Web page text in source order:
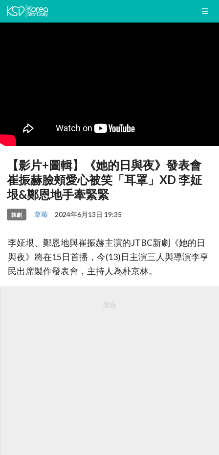
【影片+圖輯】《她的日與夜》發表會
崔振赫臉頰愛心被笑「耳罩」XD 李姃
垠&鄭恩地手牽緊緊
韓劇 草莓 2024年6月13日 19:35
李姃垠、鄭恩地與崔振赫主演的JTBC新劇《她的日
與夜》將在15日首播，今(13)日主演三人與導演李亨
民出席製作發表會，主持人為朴京林。
廣告